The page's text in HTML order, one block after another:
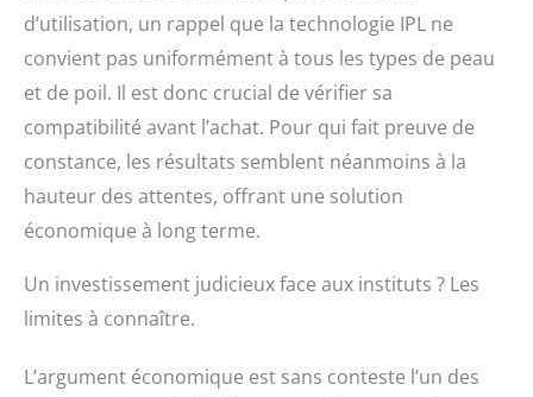
d’utilisation, un rappel que la technologie IPL ne
convient pas uniformément à tous les types de peau
et de poil. Il est donc crucial de vérifier sa
compatibilité avant l’achat. Pour qui fait preuve de
constance, les résultats semblent néanmoins à la
hauteur des attentes, offrant une solution
économique à long terme.
Un investissement judicieux face aux instituts ? Les
limites à connaître.
L’argument économique est sans conteste l’un des